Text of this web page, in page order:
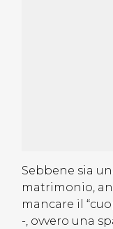
Sebbene sia
matrimonio,
mancare il
-, ovvero una